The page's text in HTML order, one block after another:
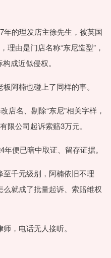
的理发店主徐先生，被英国
理由是门店名称“东尼造型”，
成近似侵权。
阿楠也碰上了同样的事。
店名、剔除“东尼”相关字样，
限公司起诉索赔3万元。
便已暗中取证、留存证据。
千元级别，阿楠依旧不理
就成了批量起诉、索赔维权
，电话无人接听。